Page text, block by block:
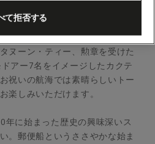
お楽しみいただけるキュナード
かなガラ・イブニング、白手袋
ヌーン・ティー、勲章を受けた
アー7名をイメージしたカクテ
祝いの航海では素晴らしいトー
楽しみいただけます。
年に始まった歴史の興味深いス
。郵便船というささやかな始ま
て拒否する